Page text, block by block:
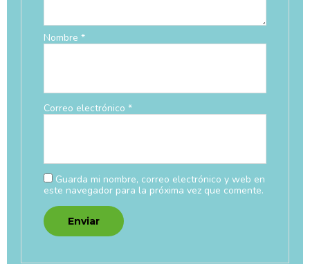
Nombre *
Correo electrónico *
Guarda mi nombre, correo electrónico y web en
este navegador para la próxima vez que comente.